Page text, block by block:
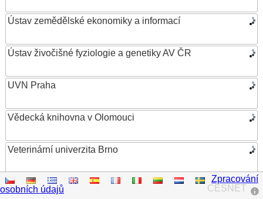
Ústav zemědělské ekonomiky a informací
Ústav živočišné fyziologie a genetiky AV ČR
UVN Praha
Vědecká knihovna v Olomouci
Veterinární univerzita Brno
VŠB – Technická univerzita Ostrava
CESNET
Zpracování
osobních údajů